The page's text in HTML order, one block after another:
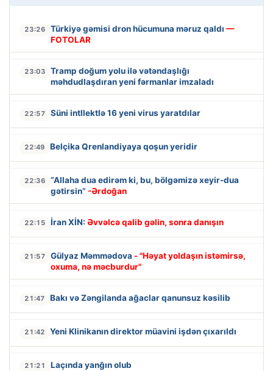
23:26 Türkiyə gəmisi dron hücumuna məruz qaldı —
FOTOLAR
23:03
Tramp doğum yolu ilə vətəndaşlığı
məhdudlaşdıran yeni fərmanlar imzaladı
22:57 Süni intllektlə 16 yeni virus yaratdılar
22:49 Belçika Qrenlandiyaya qoşun yeridir
22:36
“Allaha dua edirəm ki, bu, bölgəmizə xeyir-dua
gətirsin” -Ərdoğan
22:15 İran XİN: Əvvəlcə qalib gəlin, sonra danışın
21:57 Gülyaz Məmmədova - "Həyat yoldaşın istəmirsə,
oxuma, nə məcburdur"
21:47 Bakı və Zəngilanda ağaclar qanunsuz kəsilib
21:42 Yeni Klinikanın direktor müavini işdən çıxarıldı
21:21 Laçında yanğın olub